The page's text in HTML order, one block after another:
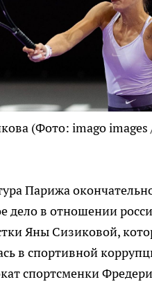
(Фото: imago images
Парижа
дело в отношении
Яны Сизиковой,
в спортивной
спортсменки